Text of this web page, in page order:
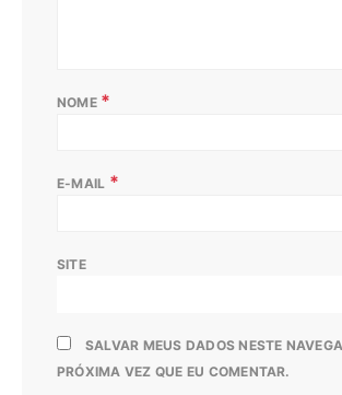
NOME *
E-MAIL *
SITE
SALVAR MEUS DADOS NESTE
PRÓXIMA VEZ QUE EU COMENTAR.